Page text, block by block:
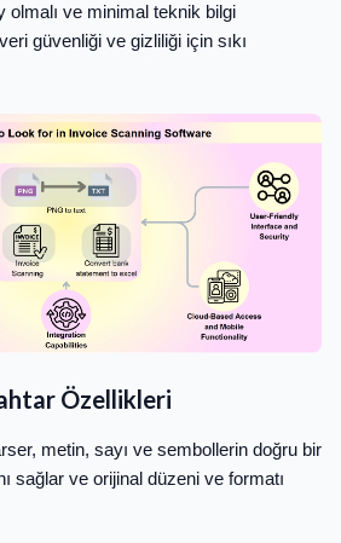
olmalı ve minimal teknik bilgi
güvenliği ve gizliliği için sıkı
Özellikleri
metin, sayı ve sembollerin doğru bir
sağlar ve orijinal düzeni ve formatı